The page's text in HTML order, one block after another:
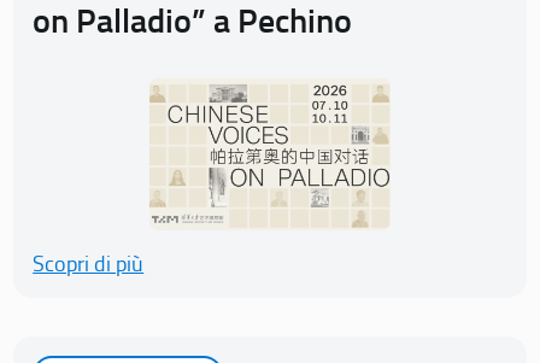
on Palladio” a Pechino
Scopri di più